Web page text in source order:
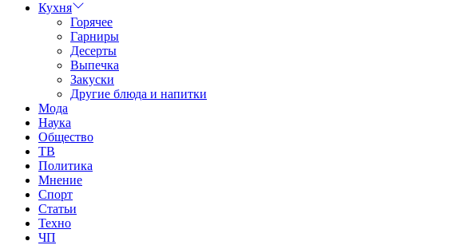
Кухня
Горячее
Гарниры
Десерты
Выпечка
Закуски
Другие блюда и напитки
Мода
Наука
Общество
ТВ
Политика
Мнение
Спорт
Статьи
Техно
ЧП